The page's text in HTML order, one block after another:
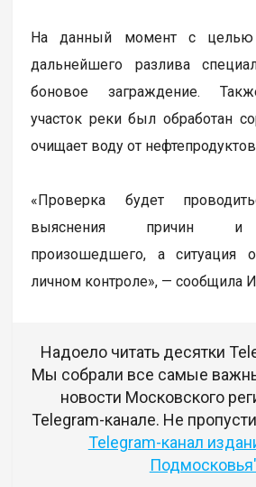
На данный момент с целью
дальнейшего разлива
боновое заграждение.
участок реки был обработан
очищает воду от
«Проверка будет
выяснения причин и
произошедшего, а ситуация
личном контроле», — сообщила
Надоело читать десятки
Мы собрали все самые
новости Московского
Telegram-канале. Не
Telegram-канал